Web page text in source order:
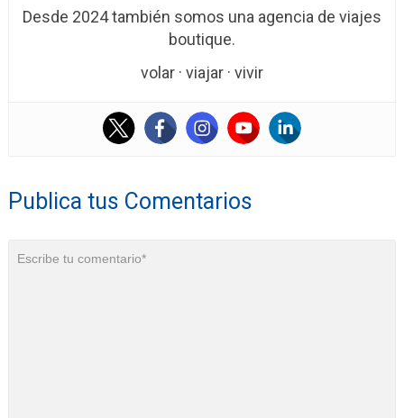
Desde 2024 también somos una agencia de viajes
boutique.
volar · viajar · vivir
Publica tus Comentarios